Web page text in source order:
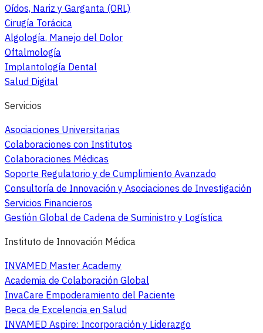
Oídos, Nariz y Garganta (ORL)
Cirugía Torácica
Algología, Manejo del Dolor
Oftalmología
Implantología Dental
Salud Digital
Servicios
Asociaciones Universitarias
Colaboraciones con Institutos
Colaboraciones Médicas
Soporte Regulatorio y de Cumplimiento Avanzado
Consultoría de Innovación y Asociaciones de Investigación
Servicios Financieros
Gestión Global de Cadena de Suministro y Logística
Instituto de Innovación Médica
INVAMED Master Academy
Academia de Colaboración Global
InvaCare Empoderamiento del Paciente
Beca de Excelencia en Salud
INVAMED Aspire: Incorporación y Liderazgo